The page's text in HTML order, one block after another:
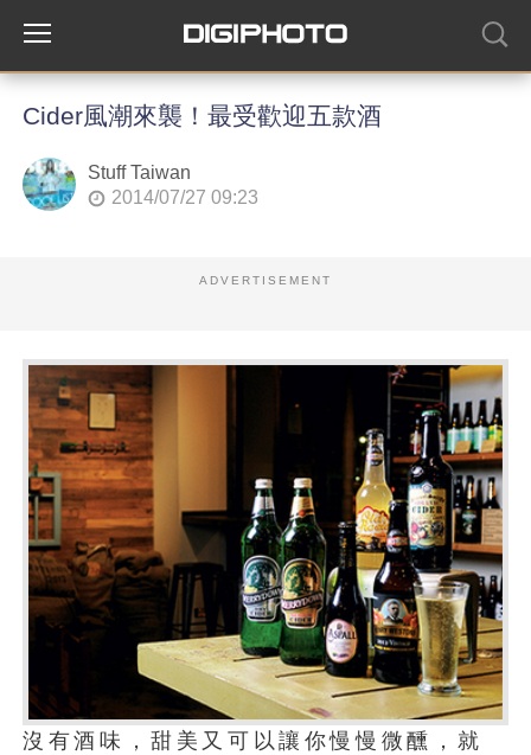
Cider風潮來襲！最受歡迎五款酒
Stuff Taiwan
2014/07/27 09:23
ADVERTISEMENT
沒有酒味，甜美又可以讓你慢慢微醺，就